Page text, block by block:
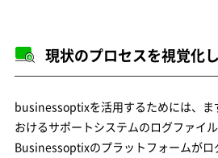
現状のプロセスを視覚化
businessoptixを活用するためには、ま
おけるサポートシステムのログファイル
Businessoptixのプラットフォームがロ